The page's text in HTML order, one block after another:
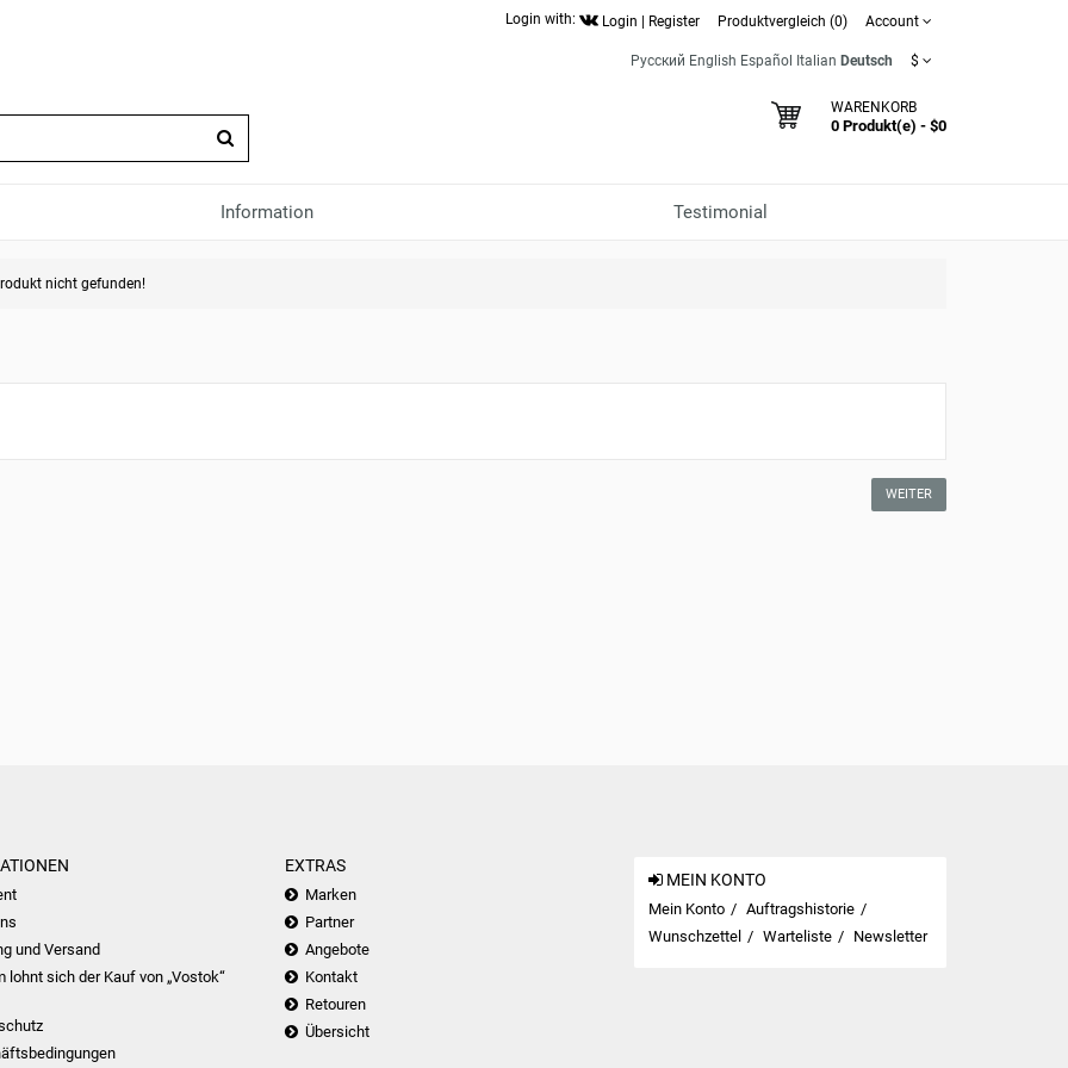
Login with: Login Register Produktvergleich (0) Account
Русский English Español Italian Deutsch $
WARENKORB
0 Produkt(e) - $0
Information Testimonial
nicht gefunden!
WEITER
und Versand
lohnt sich der Kauf von „Vostok“
EXTRAS
Marken
Partner
Angebote
Kontakt
Retouren
Übersicht
MEIN KONTO
Mein Konto
Auftragshistorie
Wunschzettel
Warteliste Newsletter